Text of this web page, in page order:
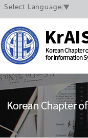
Select Language ▼